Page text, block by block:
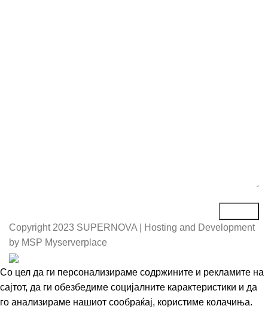
Copyright 2023 SUPERNOVA | Hosting and Development
by MSP Myserverplace
Со цел да ги персонализираме содржините и рекламите на
сајтот, да ги обезбедиме социјалните карактеристики и да
го анализираме нашиот сообраќај, користиме колачиња.